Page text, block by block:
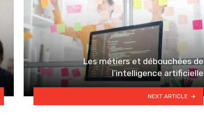
Les métiers et débouchées de
l’intelligence artificielle
NEXT ARTICLE